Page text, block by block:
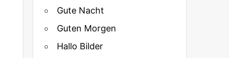
Gute Nacht
Guten Morgen
Hallo Bilder